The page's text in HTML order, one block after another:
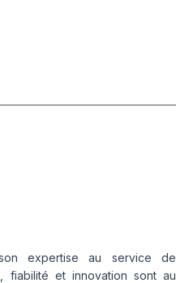
expertise au service de
fiabilité et innovation sont au